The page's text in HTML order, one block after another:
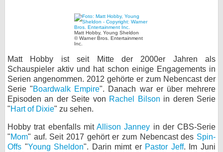
Matt Hobby, Young Sheldon
© Warner Bros. Entertainment
Inc.
Matt Hobby ist seit Mitte der 2000er Jahren als
Schauspieler aktiv und hat schon einige Engagements in
Serien angenommen. 2012 gehörte er zum Nebencast der
Serie "Boardwalk Empire". Danach war er über mehrere
Episoden an der Seite von Rachel Bilson in deren Serie
"Hart of Dixie" zu sehen.
Hobby trat ebenfalls mit Allison Janney in der CBS-Serie
"Mom" auf. Seit 2017 gehört er zum Nebencast des Spin-
Offs "Young Sheldon". Darin mimt er Pastor Jeff. Im Juni
KULTUR
Specials
Gewinnspiele
Forum
bei Facebook